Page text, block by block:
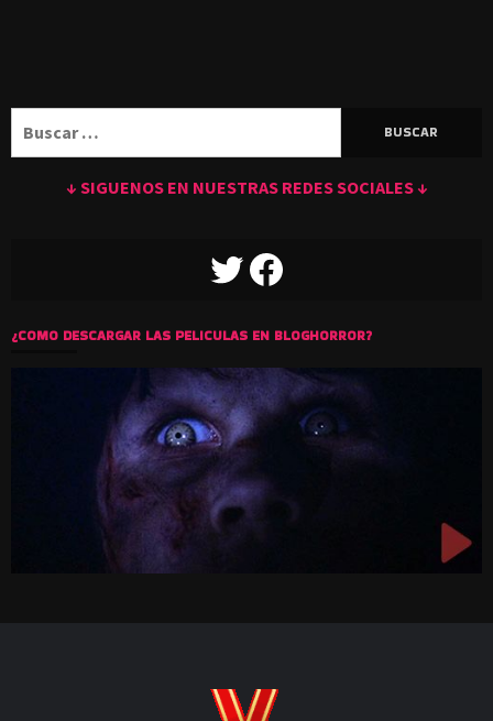
↓ SIGUENOS EN NUESTRAS REDES SOCIALES ↓
TWITTERFACEBOOK
¿COMO DESCARGAR LAS PELICULAS EN BLOGHORROR?